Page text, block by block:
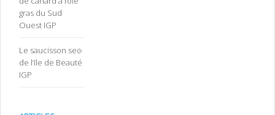
gras du Sud
Ouest IGP
Le saucisson sec
de l’Ile de Beauté
IGP